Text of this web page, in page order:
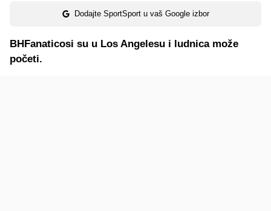
Dodajte SportSport u vaš Google izbor
BHFanaticosi su u Los Angelesu i ludnica može
početi.